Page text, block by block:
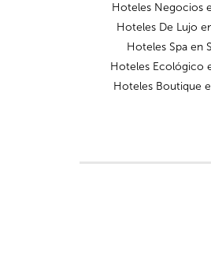
Hoteles Negocios
Hoteles De Lujo
Hoteles Spa en
Hoteles Ecológico
Hoteles Boutique